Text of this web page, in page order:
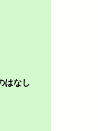
はなし